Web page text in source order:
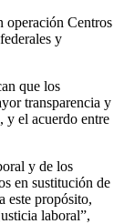
operación Centros
y
que los
transparencia y
y el acuerdo entre
y de los
en sustitución de
este propósito,
laboral”,